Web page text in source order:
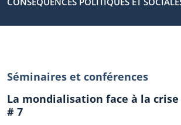
Séminaires et conférences
La mondialisation face à la crise
# 7